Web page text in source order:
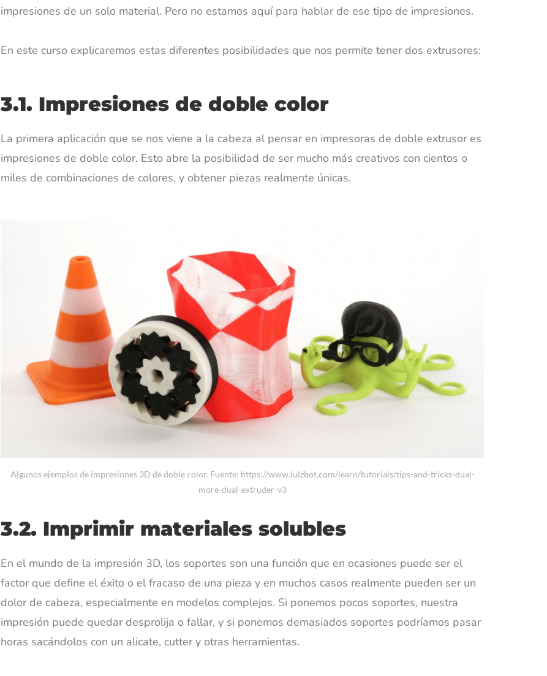
impresiones de un solo material. Pero no estamos aquí para hablar de ese tipo de impresiones.
En este curso explicaremos estas diferentes posibilidades que nos permite tener dos extrusores:
3.1. Impresiones de doble color
La primera aplicación que se nos viene a la cabeza al pensar en impresoras de doble extrusor es
impresiones de doble color. Esto abre la posibilidad de ser mucho más creativos con cientos o
miles de combinaciones de colores, y obtener piezas realmente únicas.
Algunos ejemplos de impresiones 3D de doble color. Fuente: https://www.lulzbot.com/learn/tutorials/tips-and-tricks-dual-
more-dual-extruder-v3
3.2. Imprimir materiales solubles
En el mundo de la impresión 3D, los soportes son una función que en ocasiones puede ser el
factor que define el éxito o el fracaso de una pieza y en muchos casos realmente pueden ser un
dolor de cabeza, especialmente en modelos complejos. Si ponemos pocos soportes, nuestra
impresión puede quedar desprolija o fallar, y si ponemos demasiados soportes podríamos pasar
horas sacándolos con un alicate, cutter y otras herramientas.